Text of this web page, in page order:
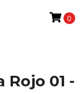
0
01 -